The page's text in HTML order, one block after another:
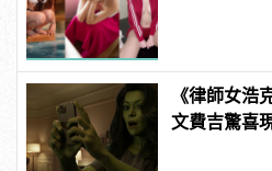
《律師女浩
文費吉驚喜